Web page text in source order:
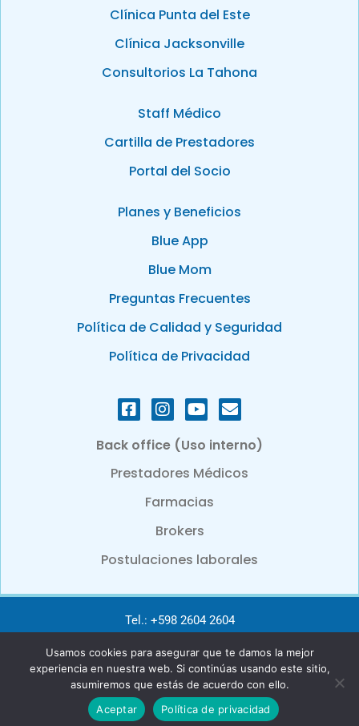
Clínica Punta del Este
Clínica Jacksonville
Consultorios La Tahona
Staff Médico
Cartilla de Prestadores
Portal del Socio
Planes y Beneficios
Blue App
Blue Mom
Preguntas Frecuentes
Política de Calidad y Seguridad
Política de Privacidad
Back office (Uso interno)
Prestadores Médicos
Farmacias
Brokers
Postulaciones laborales
BlueCross & BlueShield de Uruguay. An independent licensee of
the Blue Cross and Blue Shield Association.
Tel.: +598 2604 2604
e-mail: info@bcbsu.com.uy
Usamos cookies para asegurar que te damos la mejor
experiencia en nuestra web. Si continúas usando este sitio,
asumiremos que estás de acuerdo con ello.
Aceptar
Política de privacidad